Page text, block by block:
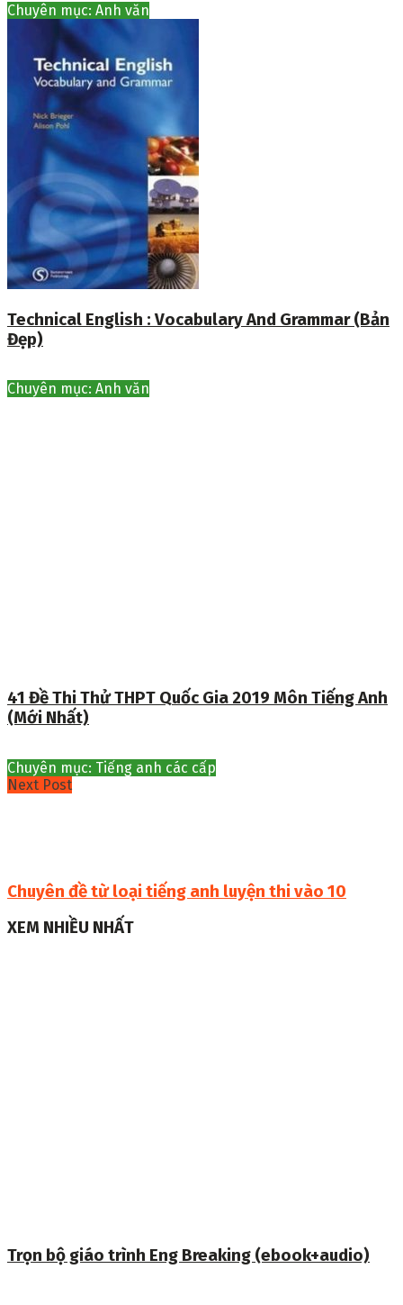
Chuyên mục: Anh văn
Technical English : Vocabulary And Grammar (Bản
Đẹp)
Chuyên mục: Anh văn
41 Đề Thi Thử THPT Quốc Gia 2019 Môn Tiếng Anh
(Mới Nhất)
Chuyên mục: Tiếng anh các cấp
Next Post
Chuyên đề từ loại tiếng anh luyện thi vào 10
XEM NHIỀU NHẤT
Trọn bộ giáo trình Eng Breaking (ebook+audio)